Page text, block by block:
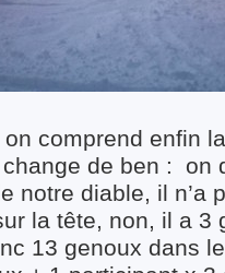
comprend enfin
de ben : on
notre diable, il n’a
la tête, non, il a 3
13 genoux dans